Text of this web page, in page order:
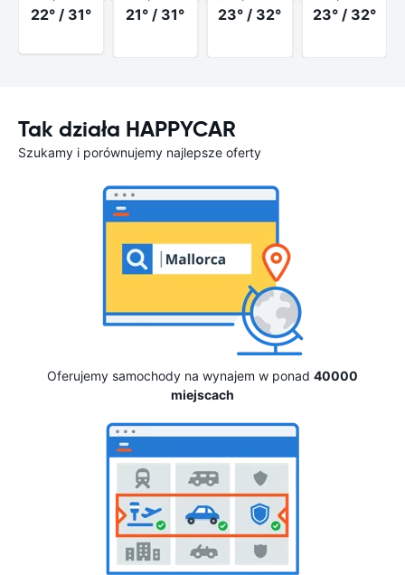
22° / 31° 21° / 31° 23° / 32° 23° / 32°
Tak działa HAPPYCAR
Szukamy i porównujemy najlepsze oferty
Oferujemy samochody na wynajem w ponad 40000
miejscach